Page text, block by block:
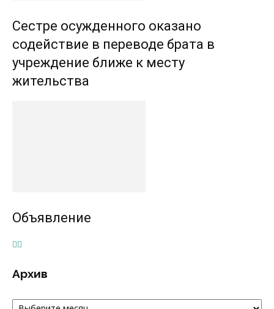
Сестре осужденного оказано
содействие в переводе брата в
учреждение ближе к месту
жительства
Объявление
Архив
Архив